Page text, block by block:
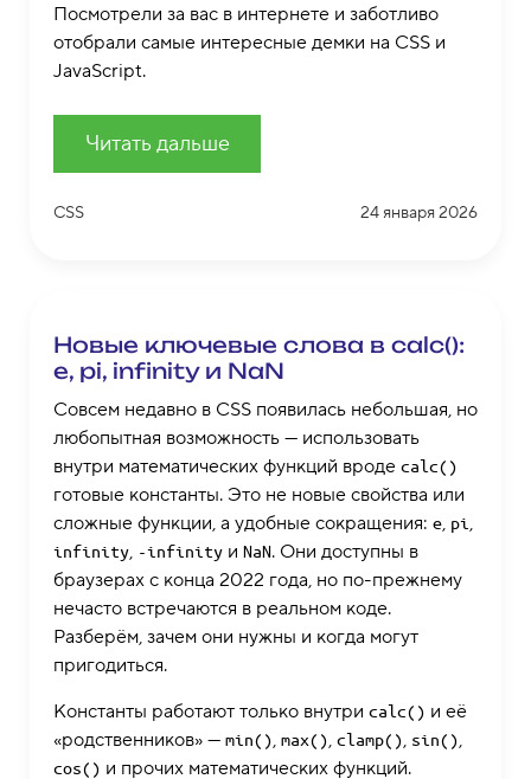
Посмотрели за вас в интернете и заботливо
отобрали самые интересные демки на CSS и
JavaScript.
Читать дальше
CSS 24 января 2026
Новые ключевые слова в calc():
e, pi, infinity и NaN
Совсем недавно в CSS появилась небольшая, но
любопытная возможность — использовать
внутри математических функций вроде calc()
готовые константы. Это не новые свойства или
сложные функции, а удобные сокращения: e, pi ,
infinity, -infinity и NaN. Они доступны в
браузерах с конца 2022 года, но по-прежнему
нечасто встречаются в реальном коде.
Разберём, зачем они нужны и когда могут
пригодиться.
Константы работают только внутри calc() и её
«родственников» — min(), max(), clamp(), sin(),
cos() и прочих математических функций.